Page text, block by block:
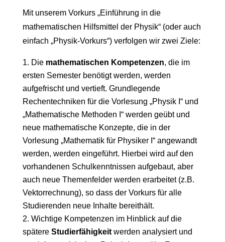
Mit unserem Vorkurs „Einführung in die
mathematischen Hilfsmittel der Physik“ (oder auch
einfach „Physik-Vorkurs“) verfolgen wir zwei Ziele:
Die mathematischen Kompetenzen, die im
ersten Semester benötigt werden, werden
aufgefrischt und vertieft. Grundlegende
Rechentechniken für die Vorlesung „Physik I“ und
„Mathematische Methoden I“ werden geübt und
neue mathematische Konzepte, die in der
Vorlesung „Mathematik für Physiker I“ angewandt
werden, werden eingeführt. Hierbei wird auf den
vorhandenen Schulkenntnissen aufgebaut, aber
auch neue Themenfelder werden erarbeitet (z.B.
Vektorrechnung), so dass der Vorkurs für alle
Studierenden neue Inhalte bereithält.
Wichtige Kompetenzen im Hinblick auf die
spätere Studierfähigkeitwerden analysiert und